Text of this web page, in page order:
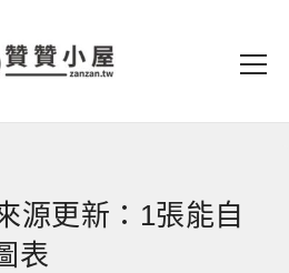
源更新：1張能自
表